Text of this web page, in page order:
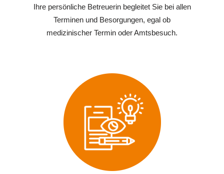
Ihre persönliche Betreuerin begleitet Sie bei allen
Terminen und Besorgungen, egal ob
medizinischer Termin oder Amtsbesuch.